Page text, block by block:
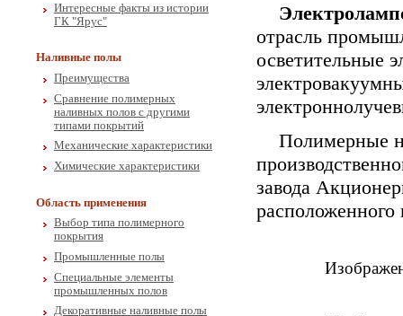
Интересные факты из истории
ГК "Ярус"
Наливные полы
Преимущества
Сравнение полимерных
наливных полов с другими
типами покрытий
Механические характеристики
Химические характеристики
Область применения
Выбор типа полимерного
покрытия
Промышленные полы
Специальные элементы
промышленных полов
Декоративные наливные полы
отрасль
осветительные
Полимерные
завода
расположенного